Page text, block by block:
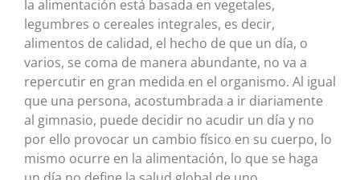
la alimentación está basada en vegetales,
legumbres o cereales integrales, es decir,
alimentos de calidad, el hecho de que un día, o
varios, se coma de manera abundante, no va a
repercutir en gran medida en el organismo. Al igual
que una persona, acostumbrada a ir diariamente
al gimnasio, puede decidir no acudir un día y no
por ello provocar un cambio físico en su cuerpo, lo
mismo ocurre en la alimentación, lo que se haga